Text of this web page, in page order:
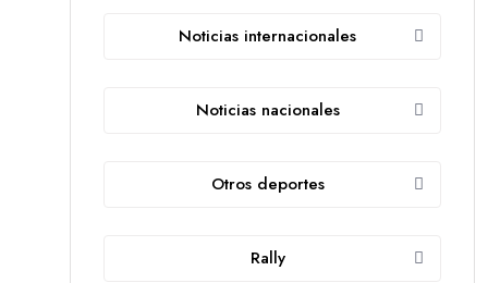
Noticias internacionales
Noticias nacionales
Otros deportes
Rally